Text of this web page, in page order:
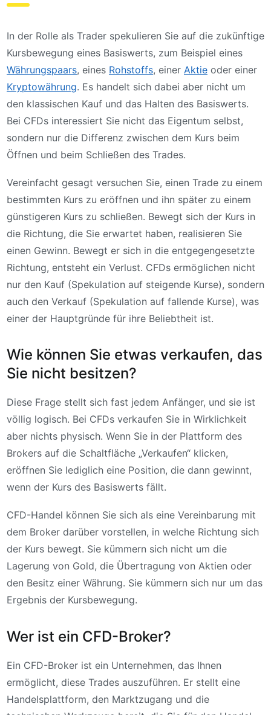
In der Rolle als Trader spekulieren Sie auf die zukünftige
Kursbewegung eines Basiswerts, zum Beispiel eines
Währungspaars, eines Rohstoffs, einer Aktie oder einer
Kryptowährung. Es handelt sich dabei aber nicht um
den klassischen Kauf und das Halten des Basiswerts.
Bei CFDs interessiert Sie nicht das Eigentum selbst,
sondern nur die Differenz zwischen dem Kurs beim
Öffnen und beim Schließen des Trades.
Vereinfacht gesagt versuchen Sie, einen Trade zu einem
bestimmten Kurs zu eröffnen und ihn später zu einem
günstigeren Kurs zu schließen. Bewegt sich der Kurs in
die Richtung, die Sie erwartet haben, realisieren Sie
einen Gewinn. Bewegt er sich in die entgegengesetzte
Richtung, entsteht ein Verlust. CFDs ermöglichen nicht
nur den Kauf (Spekulation auf steigende Kurse), sondern
auch den Verkauf (Spekulation auf fallende Kurse), was
einer der Hauptgründe für ihre Beliebtheit ist.
Wie können Sie etwas verkaufen, das
Sie nicht besitzen?
Diese Frage stellt sich fast jedem Anfänger, und sie ist
völlig logisch. Bei CFDs verkaufen Sie in Wirklichkeit
aber nichts physisch. Wenn Sie in der Plattform des
Brokers auf die Schaltfläche „Verkaufen“ klicken,
eröffnen Sie lediglich eine Position, die dann gewinnt,
wenn der Kurs des Basiswerts fällt.
CFD-Handel können Sie sich als eine Vereinbarung mit
dem Broker darüber vorstellen, in welche Richtung sich
der Kurs bewegt. Sie kümmern sich nicht um die
Lagerung von Gold, die Übertragung von Aktien oder
den Besitz einer Währung. Sie kümmern sich nur um das
Ergebnis der Kursbewegung.
Wer ist ein CFD-Broker?
Ein CFD-Broker ist ein Unternehmen, das Ihnen
ermöglicht, diese Trades auszuführen. Er stellt eine
Handelsplattform, den Marktzugang und die